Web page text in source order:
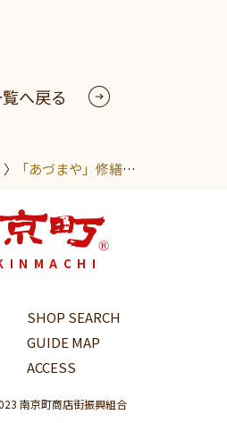
へ戻る
「あづまや」修繕工事が始まりました
SHOP SEARCH
GUIDE MAP
ACCESS
南京町商店街振興組合